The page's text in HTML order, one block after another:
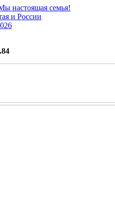
настоящая семья!
и России